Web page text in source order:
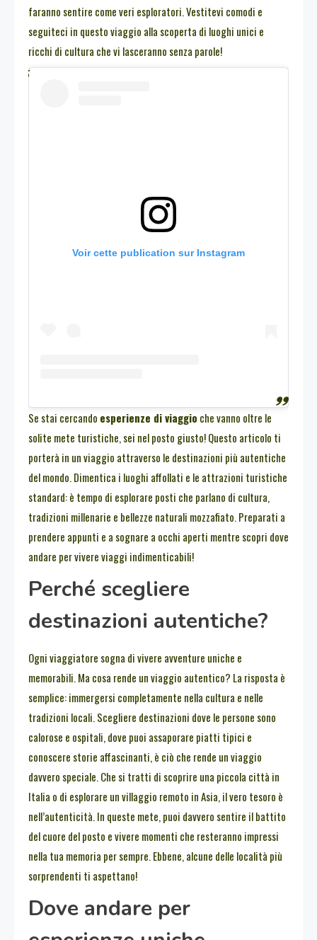
faranno sentire come veri esploratori. Vestitevi comodi e
seguiteci in questo viaggio alla scoperta di luoghi unici e
ricchi di cultura che vi lasceranno senza parole!
Voir cette publication sur Instagram
Se stai cercando esperienze di viaggio che vanno oltre le
solite mete turistiche, sei nel posto giusto! Questo articolo ti
porterà in un viaggio attraverso le destinazioni più autentiche
del mondo. Dimentica i luoghi affollati e le attrazioni turistiche
standard: è tempo di esplorare posti che parlano di cultura,
tradizioni millenarie e bellezze naturali mozzafiato. Preparati a
prendere appunti e a sognare a occhi aperti mentre scopri dove
andare per vivere viaggi indimenticabili!
Perché scegliere
destinazioni autentiche?
Ogni viaggiatore sogna di vivere avventure uniche e
memorabili. Ma cosa rende un viaggio autentico? La risposta è
semplice: immergersi completamente nella cultura e nelle
tradizioni locali. Scegliere destinazioni dove le persone sono
calorose e ospitali, dove puoi assaporare piatti tipici e
conoscere storie affascinanti, è ciò che rende un viaggio
davvero speciale. Che si tratti di scoprire una piccola città in
Italia o di esplorare un villaggio remoto in Asia, il vero tesoro è
nell’autenticità. In queste mete, puoi davvero sentire il battito
del cuore del posto e vivere momenti che resteranno impressi
nella tua memoria per sempre. Ebbene, alcune delle località più
sorprendenti ti aspettano!
Dove andare per